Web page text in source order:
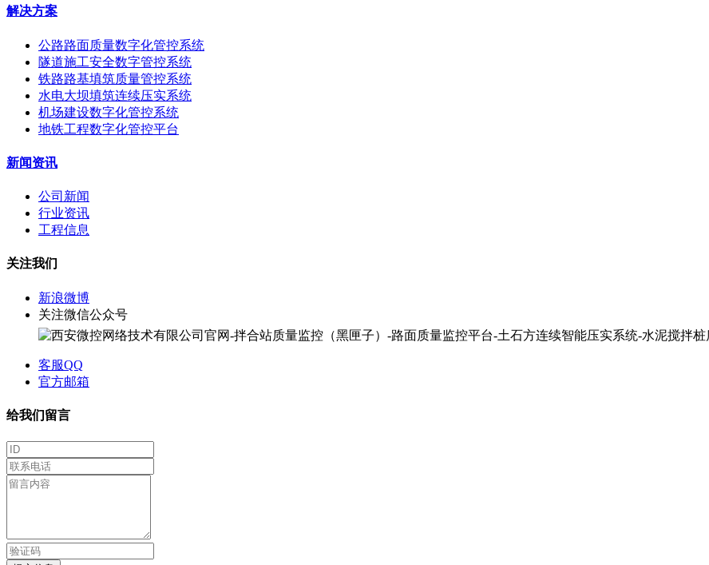
解决方案
公路路面质量数字化管控系统
隧道施工安全数字管控系统
铁路路基填筑质量管控系统
水电大坝填筑连续压实系统
机场建设数字化管控系统
地铁工程数字化管控平台
新闻资讯
公司新闻
行业资讯
工程信息
关注我们
新浪微博
关注微信公众号
客服QQ
官方邮箱
给我们留言